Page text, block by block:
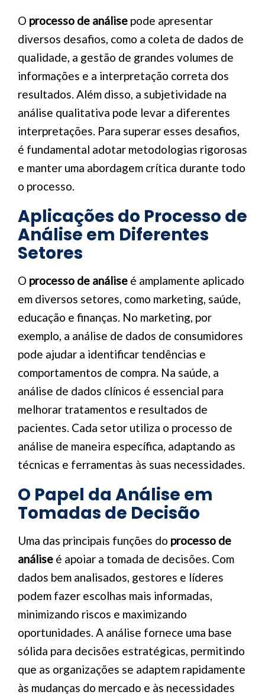
O processo de análise pode apresentar
diversos desafios, como a coleta de dados de
qualidade, a gestão de grandes volumes de
informações e a interpretação correta dos
resultados. Além disso, a subjetividade na
análise qualitativa pode levar a diferentes
interpretações. Para superar esses desafios,
é fundamental adotar metodologias rigorosas
e manter uma abordagem crítica durante todo
o processo.
Aplicações do Processo de
Análise em Diferentes
Setores
O processo de análise é amplamente aplicado
em diversos setores, como marketing, saúde,
educação e finanças. No marketing, por
exemplo, a análise de dados de consumidores
pode ajudar a identificar tendências e
comportamentos de compra. Na saúde, a
análise de dados clínicos é essencial para
melhorar tratamentos e resultados de
pacientes. Cada setor utiliza o processo de
análise de maneira específica, adaptando as
técnicas e ferramentas às suas necessidades.
O Papel da Análise em
Tomadas de Decisão
Uma das principais funções do processo de
análise é apoiar a tomada de decisões. Com
dados bem analisados, gestores e líderes
podem fazer escolhas mais informadas,
minimizando riscos e maximizando
oportunidades. A análise fornece uma base
sólida para decisões estratégicas, permitindo
que as organizações se adaptem rapidamente
às mudanças do mercado e às necessidades